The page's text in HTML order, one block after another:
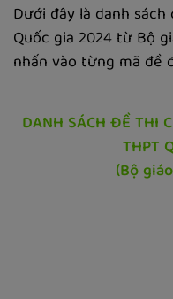
Dưới đây là danh
Quốc gia 2024 từ Bộ
nhấn vào từng mã đề
DANH SÁCH ĐỀ THI
THPT
(Bộ